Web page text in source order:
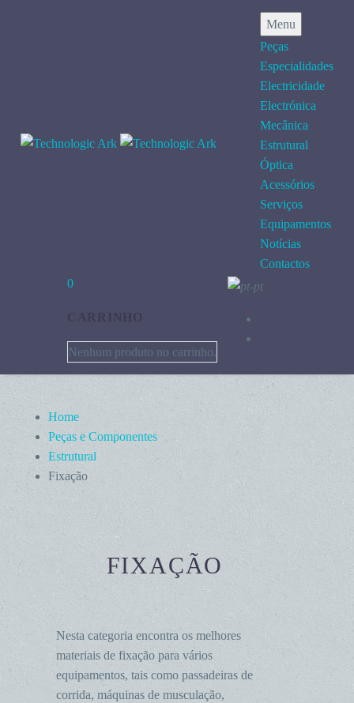
Menu
Peças
Especialidades
Electricidade
Electrónica
Mecânica
Estrutural
Óptica
Acessórios
Serviços
Equipamentos
Notícias
Contactos
0
Nenhum produto no carrinho.
Home
Peças e Componentes
Estrutural
Fixação
FIXAÇÃO
Nesta categoria encontra os melhores
materiais de fixação para vários
equipamentos, tais como passadeiras de
corrida, máquinas de musculação,